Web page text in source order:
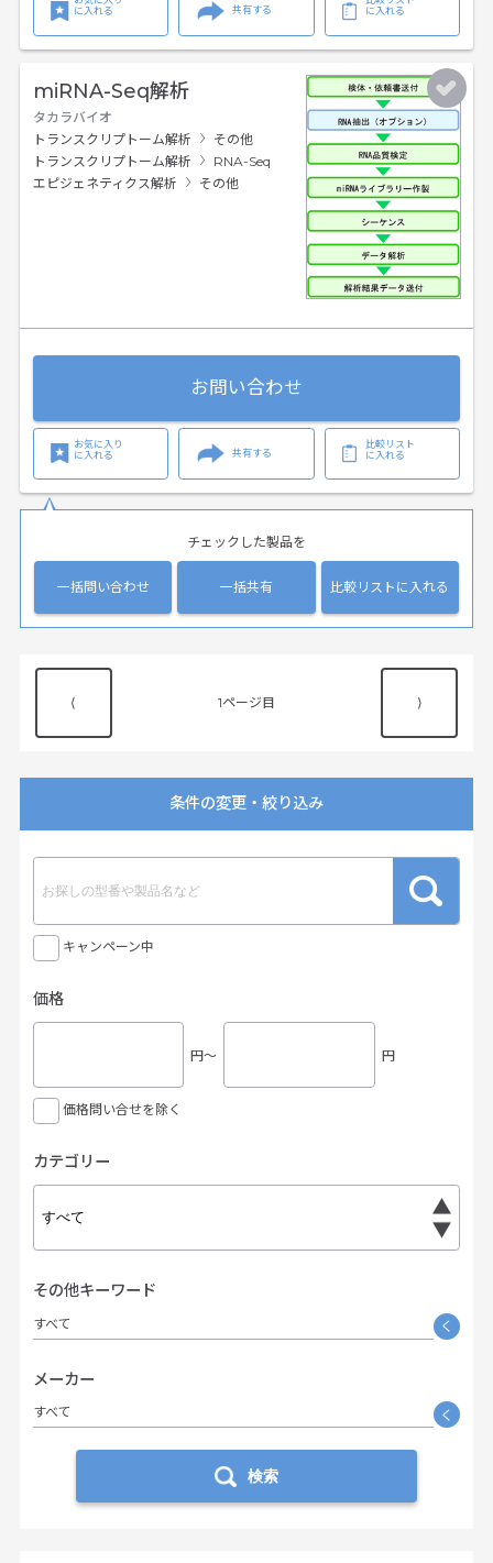
に入れる
共有する
に入れる
miRNA-Seq解析
タカラバイオ
トランスクリプトーム解析
その他
トランスクリプトーム解析
RNA-Seq
エピジェネティクス解析
その他
お問い合わせ
お気に入り
に入れる
共有する
比較リスト
に入れる
チェックした製品を
一括問い合わせ 一括共有 比較リストに入れる
⟨ 1 ⟩
条件の変更・絞り込み
キャンペーン中
価格
円〜 円
価格問い合せを除く
カテゴリー
その他キーワード
すべて く
メーカー
すべて く
検索